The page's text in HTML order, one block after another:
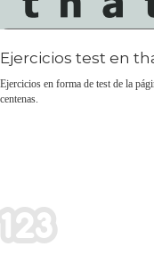
Ejercicios test en
Ejercicios en forma de test de la
centenas.